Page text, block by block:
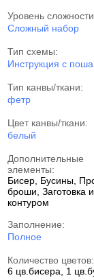
Уровень
Сложный набор
Тип схемы:
Инструкция с
Тип канвы/ткани:
фетр
Цвет канвы/ткани:
белый
Дополнительные
элементы:
Бисер, Бусины,
броши, Заготовка
контуром
Заполнение:
Полное
Количество цветов:
6 цв.бисера, 1